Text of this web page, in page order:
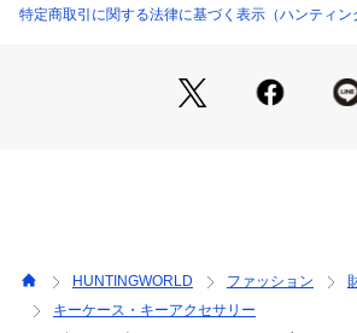
外部：ファスナーポケット1
特定商取引に関する法律に基づく表示（ハンティン
HUNTINGWORLD ファッション
キーケース・キーアクセサリー